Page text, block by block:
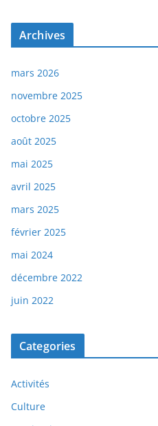
Archives
mars 2026
novembre 2025
octobre 2025
août 2025
mai 2025
avril 2025
mars 2025
février 2025
mai 2024
décembre 2022
juin 2022
Categories
Activités
Culture